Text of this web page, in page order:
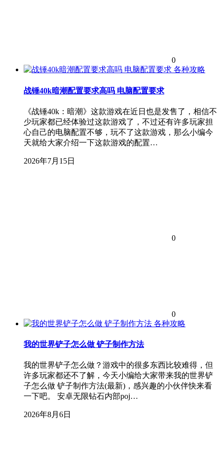
0
各种攻略
战锤40k暗潮配置要求高吗 电脑配置要求
《战锤40k：暗潮》这款游戏在近日也是发售了，相信不
少玩家都已经体验过这款游戏了，不过还有许多玩家担
心自己的电脑配置不够，玩不了这款游戏，那么小编今
天就给大家介绍一下这款游戏的配置…
2026年7月15日
0
0
各种攻略
我的世界铲子怎么做 铲子制作方法
我的世界铲子怎么做？游戏中的很多东西比较难得，但
许多玩家都还不了解，今天小编给大家带来我的世界铲
子怎么做 铲子制作方法(最新)，感兴趣的小伙伴快来看
一下吧。 安卓无限钻石内部poj…
2026年8月6日